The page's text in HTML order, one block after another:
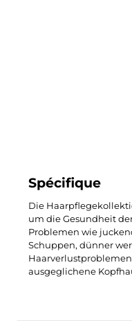
Spécifique
Die
um die Gesundheit
Problemen wie
Schuppen, dünner
ausgeglichene